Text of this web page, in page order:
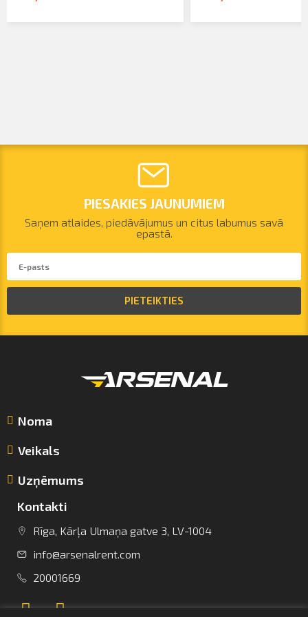
info@arsenalrent.com
+37120001669
PIESAKIES JAUNUMIEM
Saņem atlaides, piedāvājumus un citus labumus savā
epastā.
PIETEIKTIES
Noma
Veikals
Uzņēmums
Kontakti
Rīga, Kārļa Ulmaņa gatve 3, LV-1004
info@arsenalrent.com
20001669